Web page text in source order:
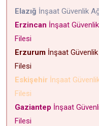
Elazığ İnşaat Güvenlik
Erzincan İnşaat
Filesi
Erzurum İnşaat
Filesi
Eskişehir İnşaat
Filesi
Gaziantep İnşaat
Filesi